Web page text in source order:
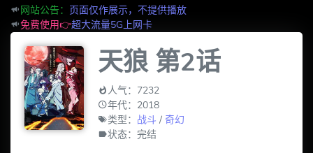
网站公告： 页面仅作展示，不提供播放
免费使用👉超大流量5G上网卡
天狼 第2话
人气：7232
年代：2018
类型： 战斗 /奇幻
状态：完结